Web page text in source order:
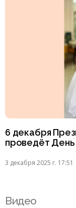
6 декабря
проведёт
3 декабря 2025 г. 17:51
Видео